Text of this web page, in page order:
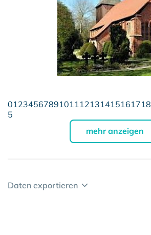
0123456789101112131415161718
5
mehr anzeigen
Daten exportieren